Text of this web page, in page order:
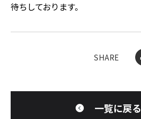
待ちしております。
一覧に戻る